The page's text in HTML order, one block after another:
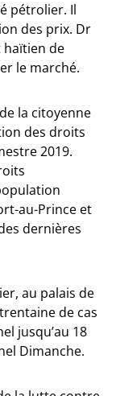
pétrolier. Il
des prix. Dr
haïtien de
le marché.
la citoyenne
des droits
2019.
au-Prince et
dernières
au palais de
de cas
jusqu’au 18
Dimanche.